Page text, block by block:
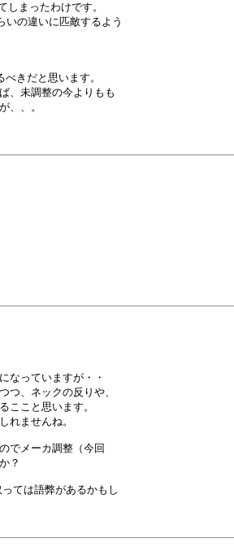
しまったわけです。
いの違いに匹敵するよう
きだと思います。
、未調整の今よりもも
、、。
なっていますが・・
つ、ネックの反りや、
ここと思います。
れませんね。
でメーカ調整（今回
？
ては語弊があるかもし